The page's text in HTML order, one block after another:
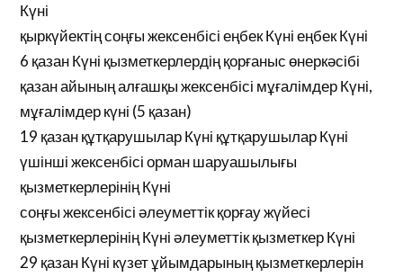
Күні
қыркүйектің соңғы жексенбісі еңбек Күні еңбек Күні
6 қазан Күні қызметкерлердің қорғаныс өнеркәсібі
қазан айының алғашқы жексенбісі мұғалімдер Күні,
мұғалімдер күні (5 қазан)
19 қазан құтқарушылар Күні құтқарушылар Күні
үшінші жексенбісі орман шаруашылығы
қызметкерлерінің Күні
соңғы жексенбісі әлеуметтік қорғау жүйесі
қызметкерлерінің Күні әлеуметтік қызметкер Күні
29 қазан Күні күзет ұйымдарының қызметкерлерін